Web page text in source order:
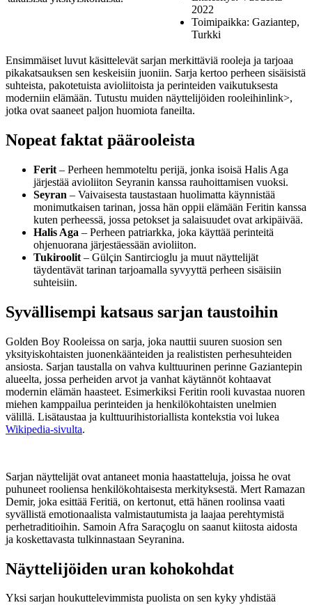
2022
Toimipaikka: Gaziantep,
Turkki
Ensimmäiset luvut käsittelevät sarjan merkittäviä rooleja ja tarjoaa
pikakatsauksen sen keskeisiin juoniin. Sarja kertoo perheen sisäisistä
suhteista, pakotetuista avioliitoista ja perinteiden vaikutuksesta
moderniin elämään. Tutustu muiden näyttelijöiden rooleihinlink>,
jotka ovat saaneet paljon huomiota faneilta.
Nopeat faktat päärooleista
Ferit – Perheen hemmoteltu perijä, jonka isoisä Halis Aga
järjestää avioliiton Seyranin kanssa rauhoittamisen vuoksi.
Seyran – Vaivaisesta taustastaan huolimatta käynnistää
monimutkaisen tarinan, jossa hän oppii elämään Feritin kanssa
kuten perheessä, jossa petokset ja salaisuudet ovat arkipäivää.
Halis Aga – Perheen patriarkka, joka käyttää perinteitä
ohjenuorana järjestäessään avioliiton.
Tukiroolit – Gülçin Santircioglu ja muut näyttelijät
täydentävät tarinan tarjoamalla syvyyttä perheen sisäisiin
suhteisiin.
Syvällisempi katsaus sarjan taustoihin
Golden Boy Rooleissa on sarja, joka nauttii suuren suosion sen
yksityiskohtaisten juonenkäänteiden ja realististen perhesuhteiden
ansiosta. Sarjan taustalla on vahva kulttuurinen perinne Gaziantepin
alueelta, jossa perheiden arvot ja vanhat käytännöt kohtaavat
modernin elämän haasteet. Esimerkiksi Feritin rooli kuvastaa nuoren
miehen kamppailua perinteiden ja henkilökohtaisten unelmien
välillä. Lisätaustaa ja kulttuurihistoriallista kontekstia voi lukea
Wikipedia-sivulta.
Sarjan näyttelijät ovat antaneet monia haastatteluja, joissa he ovat
puhuneet rooliensa henkilökohtaisesta merkityksestä. Mert Ramazan
Demir, joka esittää Feritiä, on kertonut, että hänen roolinsa vaati
syvällistä emotionaalista valmistautumista ja laajaa perehtymistä
perhetraditioihin. Samoin Afra Saraçoglu on saanut kiitosta aidosta
ja koskettavasta tulkinnastaan Seyranina.
Näyttelijöiden uran kohokohdat
Yksi sarjan houkuttelevimmista puolista on sen kyky yhdistää